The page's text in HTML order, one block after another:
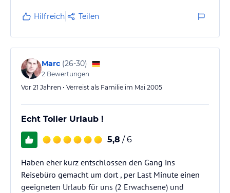
Hilfreich Teilen
Marc (26-30)
2 Bewertungen
Vor 21 Jahren • Verreist als Familie im Mai 2005
Echt Toller Urlaub !
5,8 / 6
Haben eher kurz entschlossen den Gang ins
Reisebüro gemacht um dort , per Last Minute einen
geeigneten Urlaub für uns (2 Erwachsene) und